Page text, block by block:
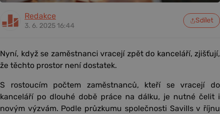
Redakce
3. 6. 2025 16:44
Sdílet
Nyní, když se zaměstnanci vracejí zpět do kanceláří, zjišťují,
že těchto prostor není dostatek.
S rostoucím počtem zaměstnanců, kteří se vracejí do
kanceláří po dlouhé době práce na dálku, je nutné čelit i
novým výzvám. Podle průzkumu společnosti Savills v říjnu